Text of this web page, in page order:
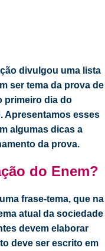
divulgou uma lista
ser tema da prova de
primeiro dia do
Apresentamos esses
algumas dicas a
da prova.
do Enem?
frase-tema, que na
atual da sociedade
devem elaborar
deve ser escrito em